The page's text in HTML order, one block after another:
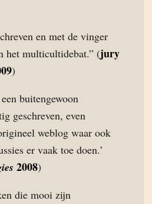
en met de vinger
het multicultidebat.” (jury
)
buitengewoon
geschreven, even
weblog waar ook
er vaak toe doen.’
2008)
die mooi zijn